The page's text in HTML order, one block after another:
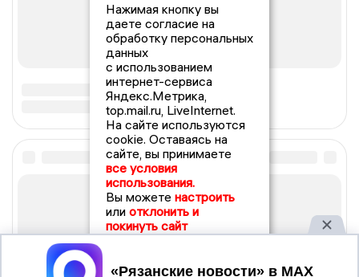
Нажимая кнопку вы
даете согласие на
обработку персональных
данных
с использованием
интернет-сервиса
Яндекс.Метрика,
top.mail.ru, LiveInternet.
На сайте используются
cookie. Оставаясь на
сайте, вы принимаете
все условия
использования.
Вы можете настроить
или отклонить и
покинуть сайт
Принять